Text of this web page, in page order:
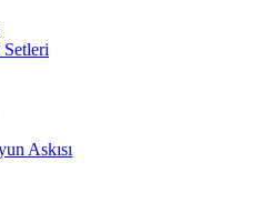
Askısı